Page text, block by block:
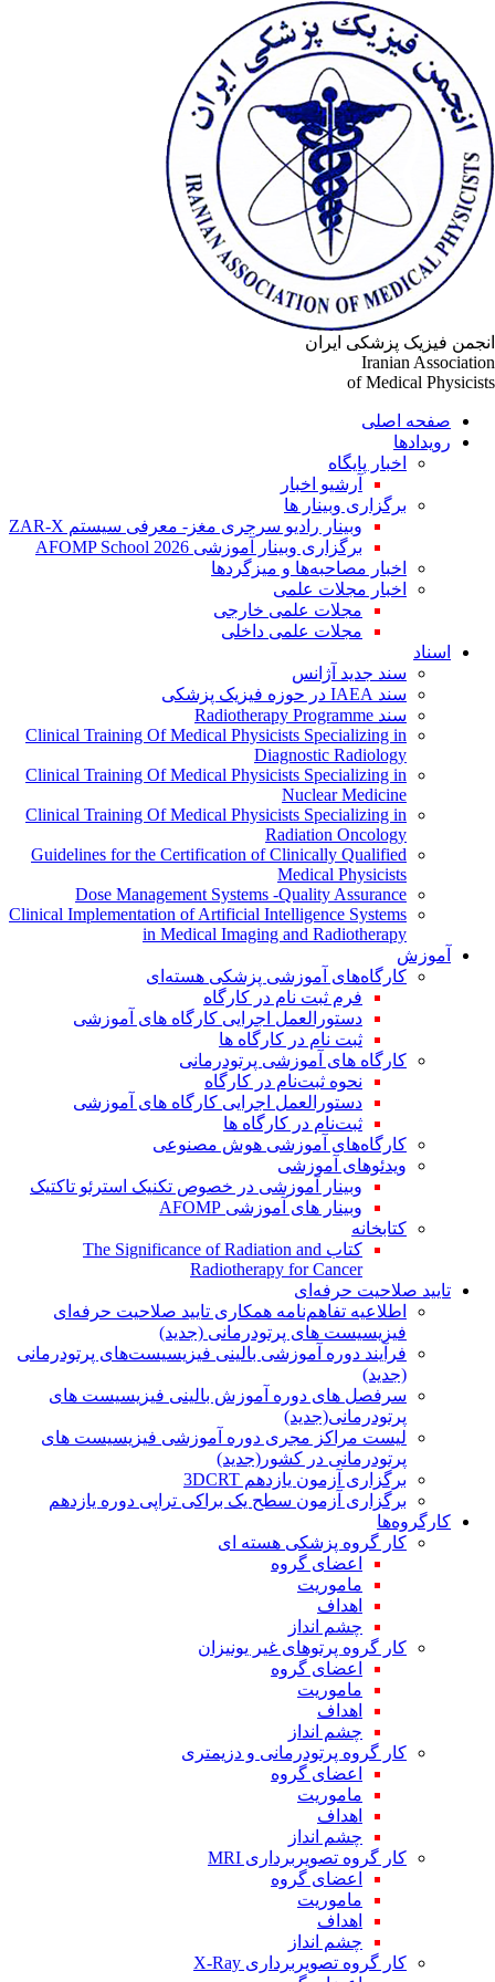
فیزیک پزشکی ایران
Iranian
of Medical
صفحه اصلی
رویدادها
اخبار پایگاه
آرشیو اخبار
برگزاری وبینار ها
وبینار رادیو سرجری مغز- معرفی سیستم ZAR-X
برگزاری وبینار آموزشی AFOMP School 2026
اخبار مصاحبه‌ها و میزگردها
اخبار مجلات علمی
مجلات علمی خارجی
مجلات علمی داخلی
اسناد
سند جدید آژانس
سند IAEA در حوزه فیزیک پزشکی
سند Radiotherapy Programme
Clinical Training Of Medical Physicists Specializing in
Diagnostic Radiology
Clinical Training Of Medical Physicists Specializing in
Nuclear Medicine
Clinical Training Of Medical Physicists Specializing in
Radiation Oncology
Guidelines for the Certification of Clinically Qualified
Medical Physicists
Dose Management Systems -Quality Assurance
Clinical Implementation of Artificial Intelligence Systems
in Medical Imaging and Radiotherapy
آموزش
کارگاه‌های آموزشی پزشکی هسته‌ای
فرم ثبت نام در کارگاه
دستورالعمل اجرایی کارگاه های آموزشی
ثبت نام در کارگاه ها
کارگاه های آموزشی پرتودرمانی
نحوه ثبت‌نام در کارگاه
دستورالعمل اجرایی کارگاه های آموزشی
ثبت‌نام در کارگاه ها
کارگاه‌های آموزشی هوش مصنوعی
ویدئوهای آموزشی
وبینار آموزشی در خصوص تکنیک استرئو تاکتیک
وبینار های آموزشی AFOMP
کتابخانه
کتاب The Significance of Radiation and
Radiotherapy for Cancer
تایید صلاحیت حرفه‌ای
اطلاعیه تفاهم‌نامه همکاری تایید صلاحیت حرفه‌ای
فیزیسیست های پرتودرمانی (جدید)
فرآیند دوره آموزشی بالینی فیزیسیست‌های پرتودرمانی
(جدید)
سرفصل های دوره آموزش بالینی فیزیسیست های
پرتودرمانی(جدید)
لیست مراکز مجری دوره آموزشی فیزیسیست های
پرتودرمانی در کشور(جدید)
برگزاری آزمون یازدهم 3DCRT
برگزاری آزمون سطح یک براکی تراپی دوره یازدهم
کارگروه‌ها
کار گروه پزشکی هسته ای
اعضای گروه
ماموریت
اهداف
چشم انداز
کار گروه پرتوهای غیر یونیزان
اعضای گروه
ماموریت
اهداف
چشم انداز
کار گروه پرتودرمانی و دزیمتری
اعضای گروه
ماموریت
اهداف
چشم انداز
کار گروه تصویربرداری MRI
اعضای گروه
ماموریت
اهداف
چشم انداز
کار گروه تصویربرداری X-Ray